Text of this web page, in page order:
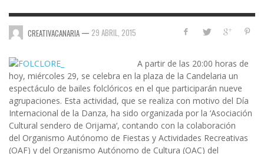
CREATIVACANARIA — 29 ABRIL, 2015
A partir de las 20:00 horas de
hoy, miércoles 29, se celebra en la plaza de la Candelaria un
espectáculo de bailes folclóricos en el que participarán nueve
agrupaciones. Esta actividad, que se realiza con motivo del Día
Internacional de la Danza, ha sido organizada por la ‘Asociación
Cultural sendero de Orijama‘, contando con la colaboración
del Organismo Autónomo de Fiestas y Actividades Recreativas
(OAF) y del Organismo Autónomo de Cultura (OAC) del